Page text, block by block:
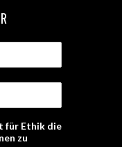
für Ethik die
zu